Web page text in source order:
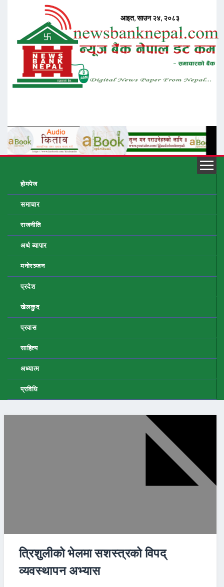
होमपेज
समाचार
राजनीति
अर्थ ब्यापार
मनोरञ्जन
प्रदेश
खेलकुद
प्रवास
साहित्य
अध्यात्म
प्रविधि
त्रिशुलीको भेलमा सशस्त्रको विपद्
व्यवस्थापन अभ्यास